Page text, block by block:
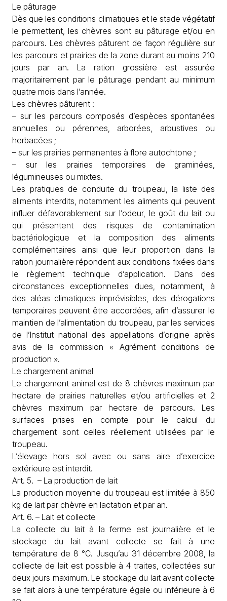
Le pâturage
Dès que les conditions climatiques et le stade végétatif
le permettent, les chèvres sont au pâturage et/ou en
parcours. Les chèvres pâturent de façon régulière sur
les parcours et prairies de la zone durant au moins 210
jours par an. La ration grossière est assurée
majoritairement par le pâturage pendant au minimum
quatre mois dans l’année.
Les chèvres pâturent :
– sur les parcours composés d’espèces spontanées
annuelles ou pérennes, arborées, arbustives ou
herbacées ;
– sur les prairies permanentes à flore autochtone ;
– sur les prairies temporaires de graminées,
légumineuses ou mixtes.
Les pratiques de conduite du troupeau, la liste des
aliments interdits, notamment les aliments qui peuvent
influer défavorablement sur l’odeur, le goût du lait ou
qui présentent des risques de contamination
bactériologique et la composition des aliments
complémentaires ainsi que leur proportion dans la
ration journalière répondent aux conditions fixées dans
le règlement technique d’application. Dans des
circonstances exceptionnelles dues, notamment, à
des aléas climatiques imprévisibles, des dérogations
temporaires peuvent être accordées, afin d’assurer le
maintien de l’alimentation du troupeau, par les services
de l’Institut national des appellations d’origine après
avis de la commission « Agrément conditions de
production ».
Le chargement animal
Le chargement animal est de 8 chèvres maximum par
hectare de prairies naturelles et/ou artificielles et 2
chèvres maximum par hectare de parcours. Les
surfaces prises en compte pour le calcul du
chargement sont celles réellement utilisées par le
troupeau.
L’élevage hors sol avec ou sans aire d’exercice
extérieure est interdit.
Art. 5. – La production de lait
La production moyenne du troupeau est limitée à 850
kg de lait par chèvre en lactation et par an.
Art. 6. – Lait et collecte
La collecte du lait à la ferme est journalière et le
stockage du lait avant collecte se fait à une
température de 8 °C. Jusqu’au 31 décembre 2008, la
collecte de lait est possible à 4 traites, collectées sur
deux jours maximum. Le stockage du lait avant collecte
se fait alors à une température égale ou inférieure à 6